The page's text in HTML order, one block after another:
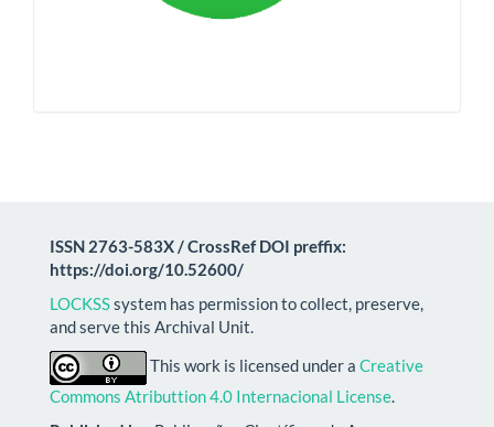
ISSN 2763-583X / CrossRef DOI preffix:
https://doi.org/10.52600/
LOCKSSsystem has permission to collect, preserve,
and serve this Archival Unit.
This work is licensed under a Creative
Commons Atributtion 4.0 Internacional License.